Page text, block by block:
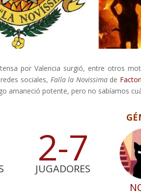
por Valencia surgió, entre otros
sociales, Falla la Novissimade
amaneció potente, pero no sabíamos
2-7
JUGADORES